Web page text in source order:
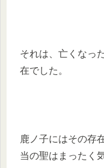
それは、亡くなっ
在でした。
鹿ノ子にはその存
当の聖はまったく